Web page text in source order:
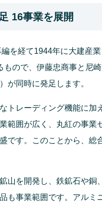
16事業を展開
を経て1944年に大建産
ので、伊藤忠商事と尼
が同時に発足します。
トレーディング機能に加
範囲が広く、丸紅の事業
です。このことから、総
山を開発し、鉄鉱石や銅
も事業範囲です。アルミ